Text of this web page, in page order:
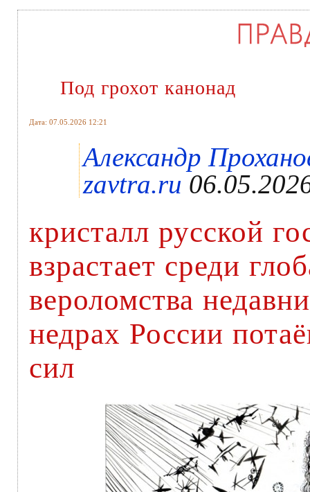
Под грохот канонад
Дата: 07.05.2026 12:21
Александр
zavtra.ru
кристалл русской
взрастает среди
вероломства
недрах России
сил